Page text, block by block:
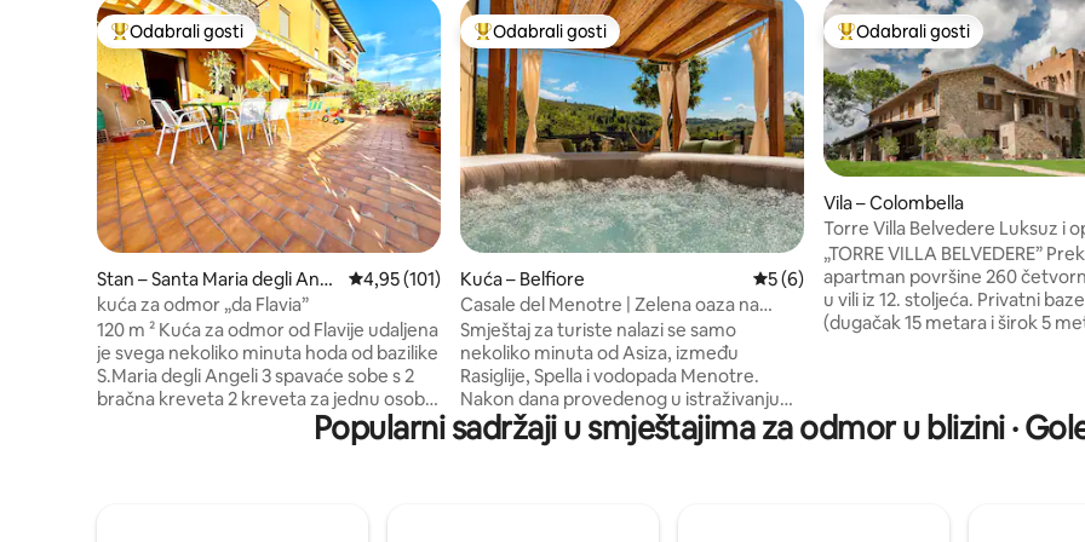
Među najviše rangiranima s oznakom „Odabrali gosti”
Odabrali gosti
Stan – Santa Maria degli Ang
eli
Prosječna ocjena: 4,95/5, recenzija: 101
4,95 (101)
kuća za odmor „da Flavia”
120 m ² Kuća za odmor od Flavije udaljena
je svega nekoliko minuta hoda od bazilike
S.Maria degli Angeli 3 spavaće sobe s 2
bračna kreveta 2 kreveta za jednu osobu
2 kupaonice, prekrasna terasa okrenuta
prema Assisiju i velika terasa na kojoj
Među najviše rangiranima s oznakom „Odabrali gosti”
Odabrali gosti
Kuća – Belfiore Prosječna ocjena: 5/5, recenzija: 6
5 (6)
Casale del Menotre | Zelena oaza na
umbrijskom selu
Smještaj za turiste nalazi se samo
nekoliko minuta od Asiza, između
Rasiglije, Spella i vodopada Menotre.
Nakon dana provedenog u istraživanju
Umbrije, jednostavno se opustite u
hidromasažnoj kadi, ležaljci ili na
Među najviše rangiranima s
Odabrali gosti
Vila – Colombella
Torre Villa Belvedere Luksuz i
uz bazen
„TORRE VILLA BELVEDERE”
apartman površine 260
u vili iz 12. stoljeća. Privatni
(dugačak 15 metara i širok 5
Praktično privatno parkirališno
sklopu objekta. Strateški
Popularni sadržaji u smještajima za odmor u blizini ·